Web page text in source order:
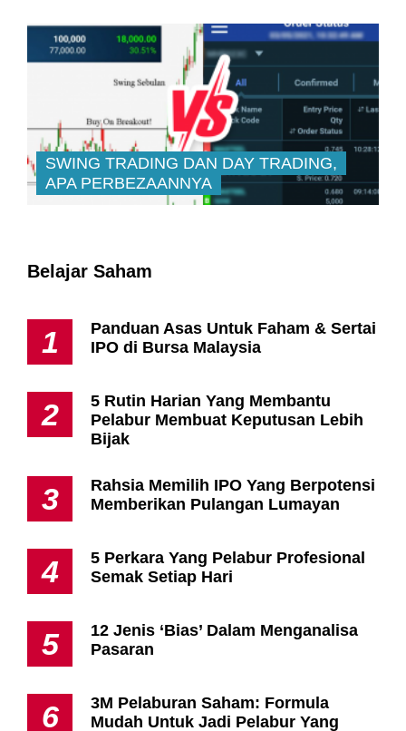
SWING TRADING DAN DAY TRADING,
APA PERBEZAANNYA
Belajar Saham
1
Panduan Asas Untuk Faham & Sertai
IPO di Bursa Malaysia
2
5 Rutin Harian Yang Membantu
Pelabur Membuat Keputusan Lebih
Bijak
3
Rahsia Memilih IPO Yang Berpotensi
Memberikan Pulangan Lumayan
4
5 Perkara Yang Pelabur Profesional
Semak Setiap Hari
5
12 Jenis ‘Bias’ Dalam Menganalisa
Pasaran
6
3M Pelaburan Saham: Formula
Mudah Untuk Jadi Pelabur Yang